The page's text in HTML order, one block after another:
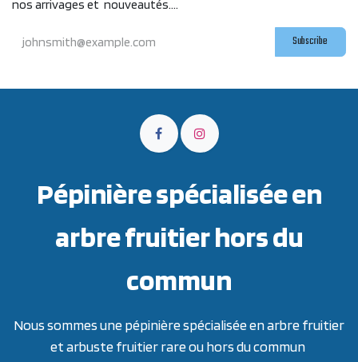
nos arrivages et nouveautés....
Subscribe
Pépinière spécialisée en
arbre fruitier hors du
commun
Nous sommes une pépinière spécialisée en arbre fruitier
et arbuste fruitier rare ou hors du commun